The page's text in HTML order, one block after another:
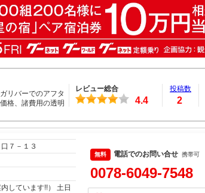
リバーでのアフタ
格、諸費用の透明
レビュー総合
4.4
投稿数
2
７－１３
しています!!） 土日
電話でのお問い合せ 携帯可
0078-6049-7548